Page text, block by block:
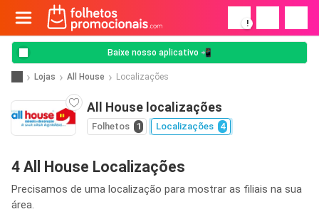
!
Baixe nosso aplicativo 📲
Lojas All House Localizações
All House localizações
Folhetos 1 Localizações 4
4 All House Localizações
Precisamos de uma localização para mostrar as filiais na sua
área.